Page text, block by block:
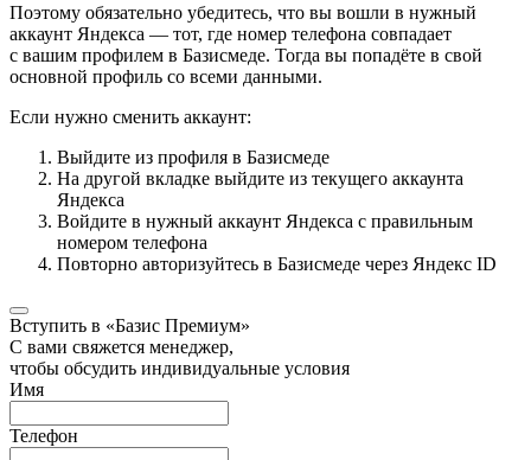
Поэтому обязательно убедитесь, что вы вошли в нужный
аккаунт Яндекса — тот, где номер телефона совпадает
с вашим профилем в Базисмеде. Тогда вы попадёте в свой
основной профиль со всеми данными.
Если нужно сменить аккаунт:
Выйдите из профиля в Базисмеде
На другой вкладке выйдите из текущего аккаунта
Яндекса
Войдите в нужный аккаунт Яндекса с правильным
номером телефона
Повторно авторизуйтесь в Базисмеде через Яндекс ID
Вступить в «Базис Премиум»
С вами свяжется менеджер,
чтобы обсудить индивидуальные условия
Имя
Телефон